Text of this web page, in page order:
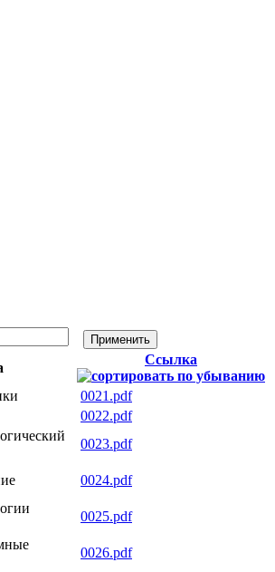
Ссылка
0021.pdf
0022.pdf
0023.pdf
0024.pdf
0025.pdf
0026.pdf